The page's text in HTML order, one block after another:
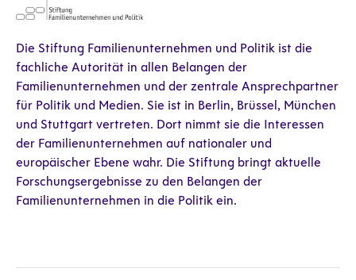
Die Stiftung Familienunternehmen und Politik ist die
fachliche Autorität in allen Belangen der
Familienunternehmen und der zentrale Ansprechpartner
für Politik und Medien. Sie ist in Berlin, Brüssel, München
und Stuttgart vertreten. Dort nimmt sie die Interessen
der Familienunternehmen auf nationaler und
europäischer Ebene wahr. Die Stiftung bringt aktuelle
Forschungsergebnisse zu den Belangen der
Familienunternehmen in die Politik ein.